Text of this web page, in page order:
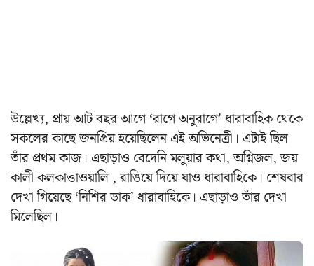
উল্লেখ্য, প্রায় আট বছর আগে ‘রাগে অনুরাগে’ ধারাবাহিক থেকে
সকলের কাছে জনপ্রিয় হয়েছিলেন এই অভিনেত্রী। এটাই ছিল
তাঁর প্রথম কাজ। এছাড়াও বেদেনি মলুয়ার কথা, অগ্নিজল, জয়
কালী কলকাত্তাওয়ালি , রাঙিয়ে দিয়ে যাও ধারাবাহিকে। শেষবার
দেখা গিয়েছে ‘নিশির ডাক’ ধারাবাহিকে। এছাড়াও তাঁর দেখা
মিলেছিল।